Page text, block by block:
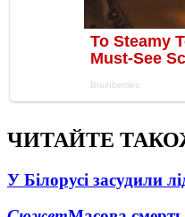
ЧИТАЙТЕ
У Білорусі засудили